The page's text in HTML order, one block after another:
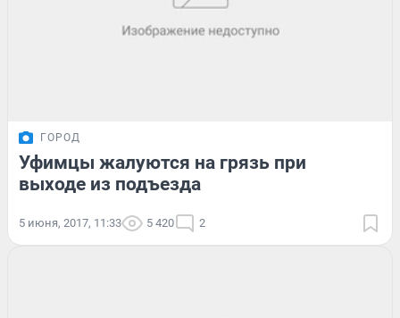
ГОРОД
Уфимцы жалуются на грязь при
выходе из подъезда
5 июня, 2017, 11:33 5 420 2